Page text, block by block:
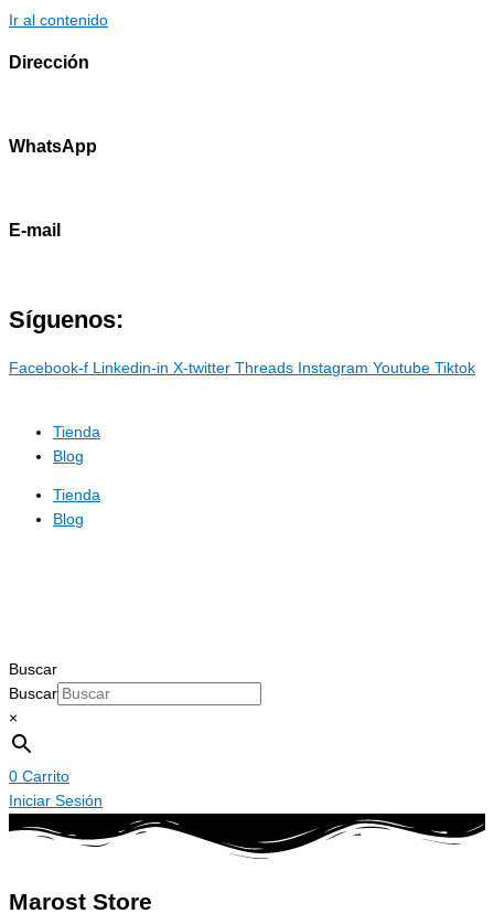
Ir al contenido
Dirección
WhatsApp
E-mail
Síguenos:
Facebook-f Linkedin-in X-twitter Threads Instagram Youtube Tiktok
Tienda
Blog
Tienda
Blog
Buscar
Buscar
×
0 Carrito
Iniciar Sesión
Marost Store